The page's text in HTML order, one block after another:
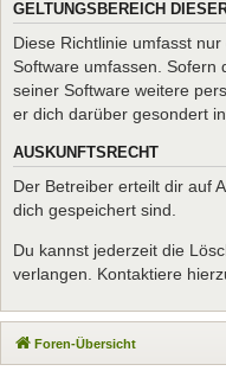
GELTUNGSBEREICH
Diese Richtlinie umfasst
Software umfassen. Sofern
seiner Software weitere
er dich darüber gesondert
AUSKUNFTSRECHT
Der Betreiber erteilt dir auf
dich gespeichert sind.
Du kannst jederzeit die
verlangen. Kontaktiere
Foren-Übersicht